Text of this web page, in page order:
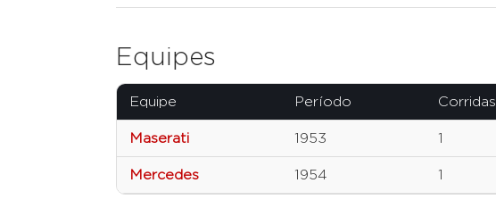
Equipes
Equipe Período Corridas
Maserati 1953 1
Mercedes 1954 1